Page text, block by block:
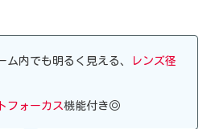
ム内でも明るく見える、
レンズ径
フォーカス機能付き◎